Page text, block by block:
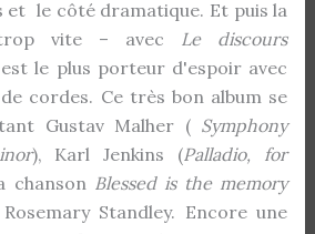
et le côté dramatique. Et puis la
vite – avec Le discours
le plus porteur d'espoir avec
cordes. Ce très bon album se
Gustav Malher ( Symphony
), Karl Jenkins (Palladio, for
chanson Blessed is the memory
Standley. Encore une